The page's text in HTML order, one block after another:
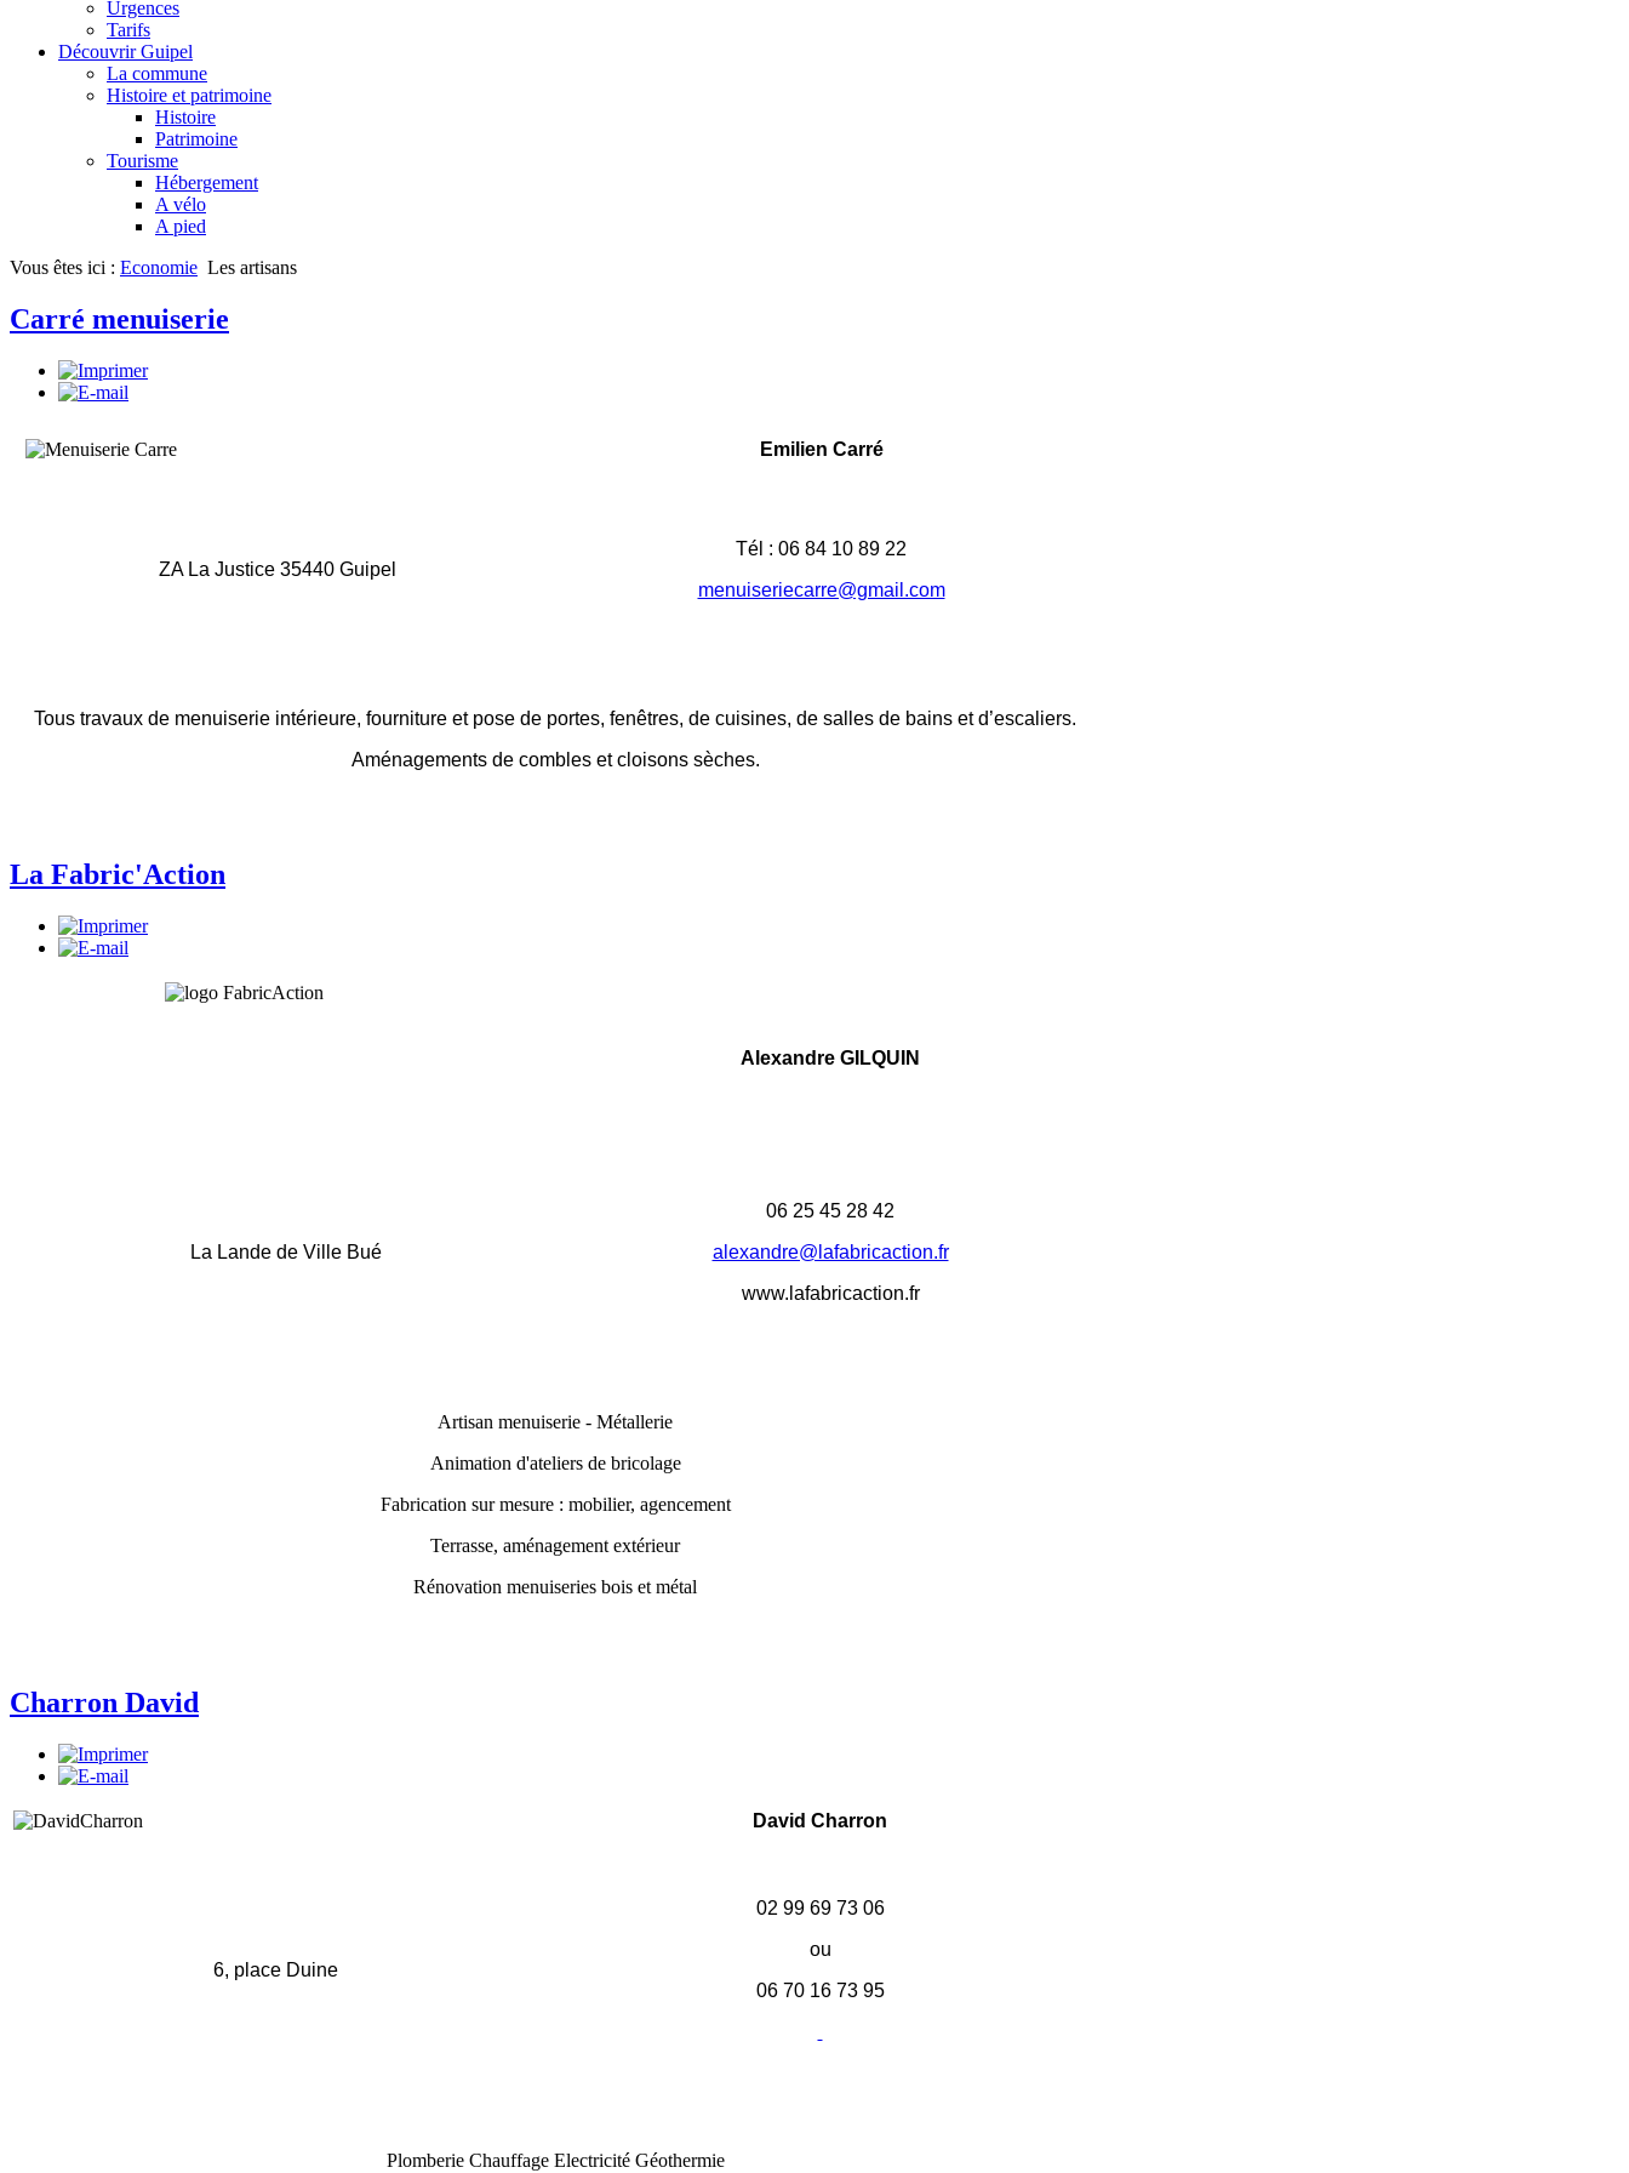
Urgences
Tarifs
Découvrir Guipel
La commune
Histoire et patrimoine
Histoire
Patrimoine
Tourisme
Hébergement
A vélo
A pied
Vous êtes ici : Economie Les artisans
Carré menuiserie
Emilien Carré
ZA La Justice 35440 Guipel
Tél : 06 84 10 89 22
menuiseriecarre@gmail.com
Tous travaux de menuiserie intérieure, fourniture et pose de portes, fenêtres, de cuisines, de salles de bains et d’escaliers.
Aménagements de combles et cloisons sèches.
La Fabric'Action
Alexandre GILQUIN
La Lande de Ville Bué
06 25 45 28 42
alexandre@lafabricaction.fr
www.lafabricaction.fr
Artisan menuiserie - Métallerie
Animation d'ateliers de bricolage
Fabrication sur mesure : mobilier, agencement
Terrasse, aménagement extérieur
Rénovation menuiseries bois et métal
Charron David
David Charron
6, place Duine
02 99 69 73 06
ou
06 70 16 73 95
Plomberie Chauffage Electricité Géothermie